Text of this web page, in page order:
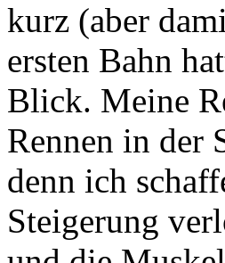
kurz (aber
ersten Bahn
Blick. Meine
Rennen in der
denn ich
Steigerung